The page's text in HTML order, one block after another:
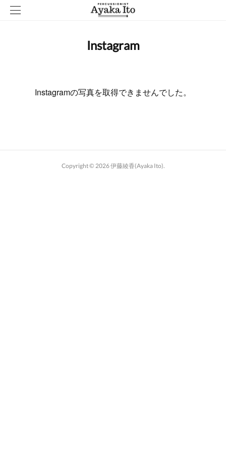
Instagram
Instagramの写真を取得できませんでした。
Copyright © 2026伊藤綾香(Ayaka Ito).